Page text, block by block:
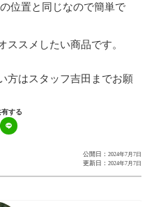
位置と同じなので簡単で
ススメしたい商品です。
方はスタッフ吉田までお願
する
公開日： 2024年7月7日
更新日： 2024年7月7日